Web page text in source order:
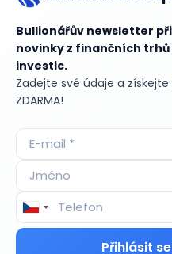
Bullionářův newsletter
novinky z finančních
investic.
Zadejte své údaje a
ZDARMA!
Přihlásit
Aktuální